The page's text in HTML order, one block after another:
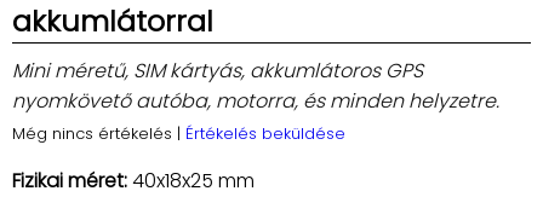
akkumlátorral
Mini méretű, SIM kártyás, akkumlátoros GPS
nyomkövető autóba, motorra, és minden helyzetre.
Még nincs értékelés | Értékelés beküldése
Fizikai méret:40x18x25 mm